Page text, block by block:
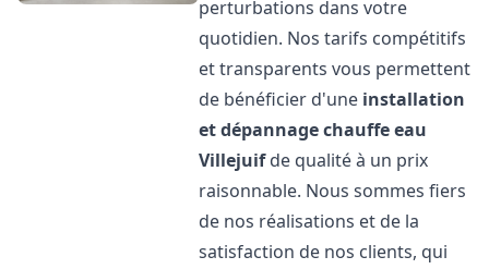
perturbations dans votre
quotidien. Nos tarifs compétitifs
et transparents vous permettent
de bénéficier d'une installation
et dépannage chauffe eau
Villejuifde qualité à un prix
raisonnable. Nous sommes fiers
de nos réalisations et de la
satisfaction de nos clients, qui